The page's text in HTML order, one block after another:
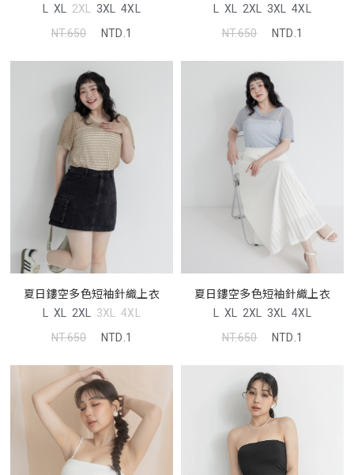
L XL 2XL 3XL 4XL
NT.650
NTD.1
L XL 2XL 3XL 4XL
NT.650
NTD.1
夏日鏤空多色短袖針織上衣
L XL 2XL 3XL 4XL
NT.650
NTD.1
夏日鏤空多色短袖針織上衣
L XL 2XL 3XL 4XL
NT.650
NTD.1